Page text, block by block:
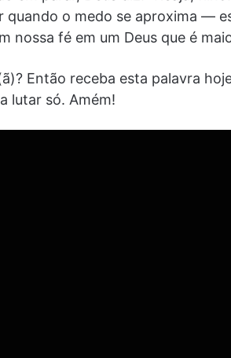
quando o medo se aproxima —
nossa fé em um Deus que é
Então receba esta palavra
lutar só. Amém!